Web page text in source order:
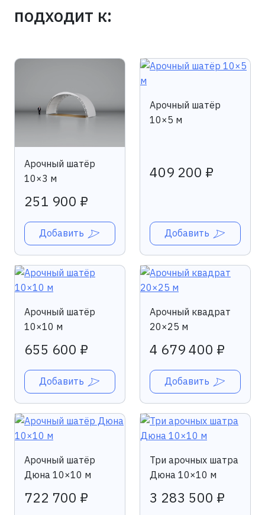
подходит к:
Арочный шатёр
10×3 м
251 900 ₽
Добавить
Арочный шатёр
10×5 м
409 200 ₽
Добавить
Арочный шатёр
10×10 м
655 600 ₽
Добавить
Арочный квадрат
20×25 м
4 679 400 ₽
Добавить
Арочный шатёр
Дюна 10×10 м
722 700 ₽
Три арочных шатра
Дюна 10×10 м
3 283 500 ₽